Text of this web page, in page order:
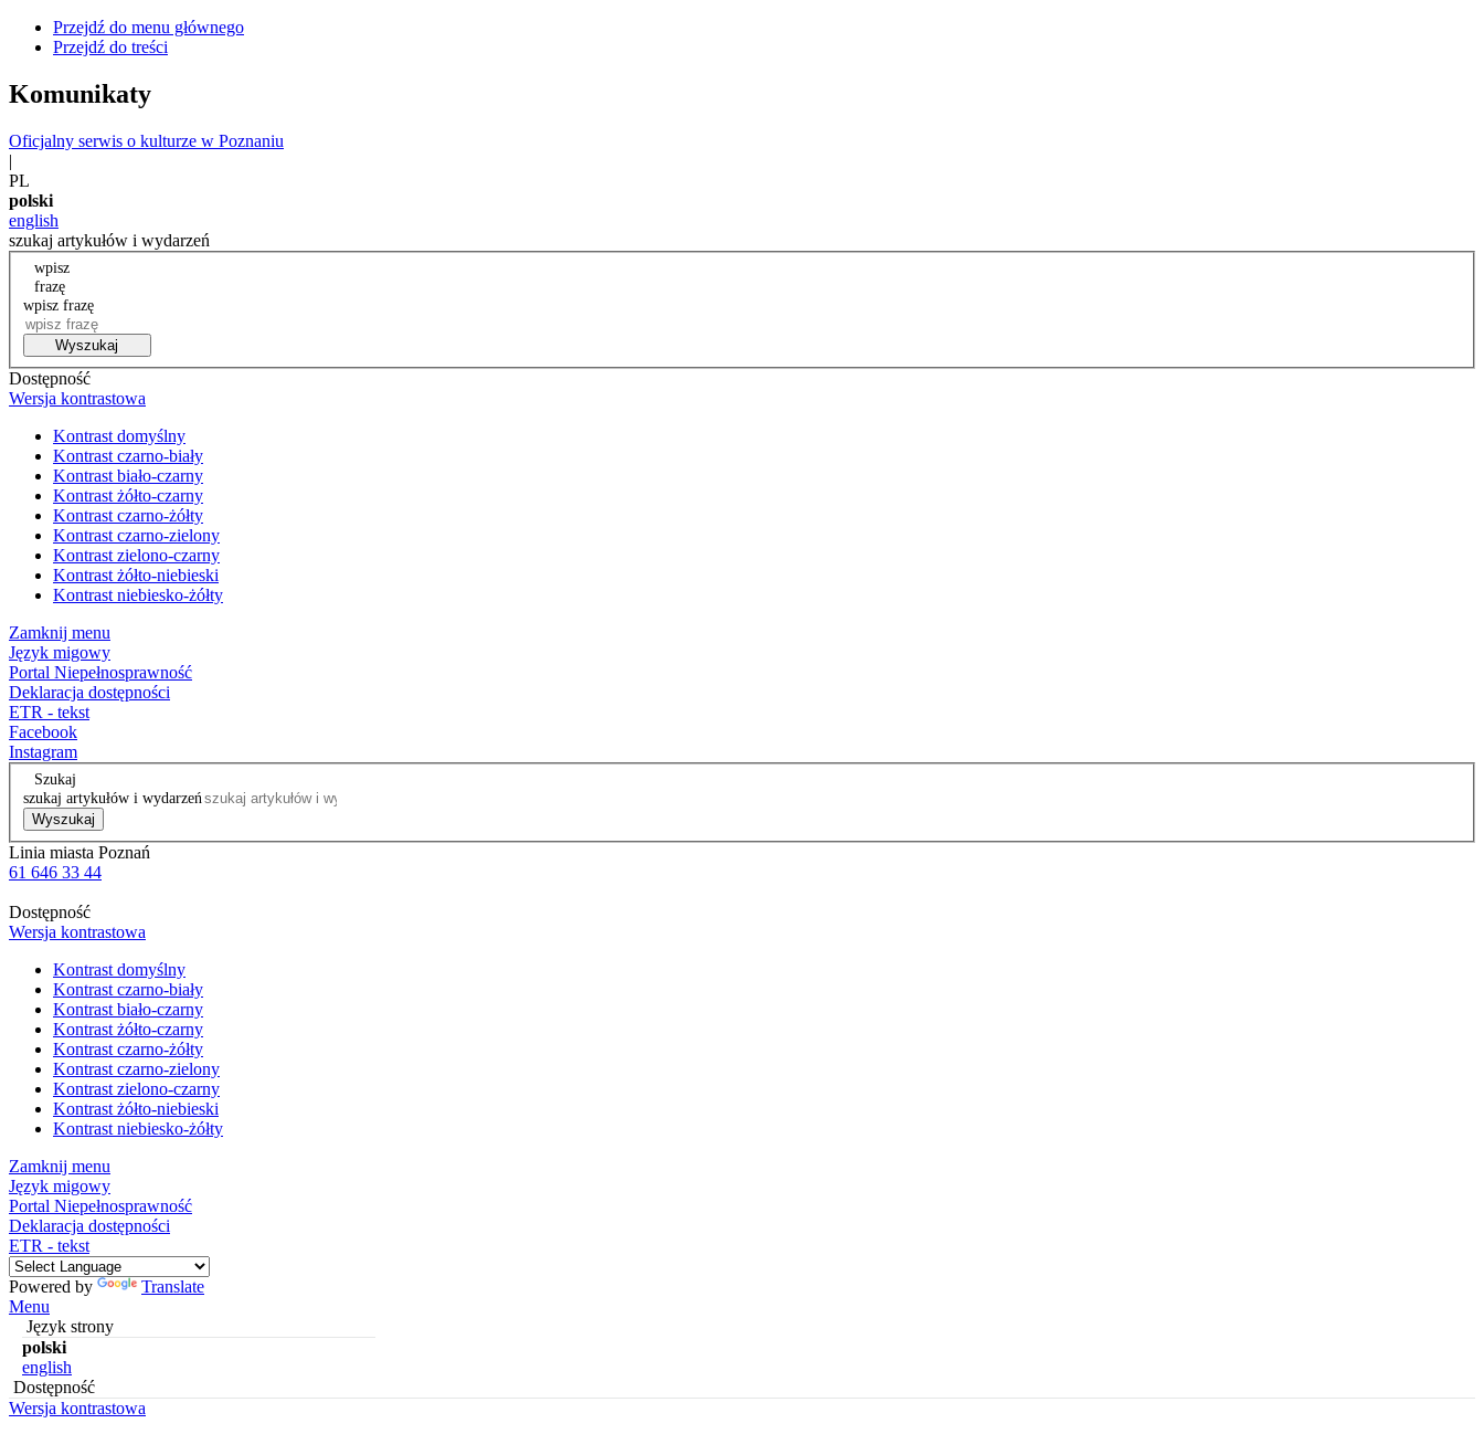
Przejdź do menu głównego
Przejdź do treści
Komunikaty
Oficjalny serwis o kulturze w Poznaniu
|
PL
polski
english
szukaj artykułów i wydarzeń
wpisz
frazę
wpisz frazę
Wyszukaj
Dostępność
Wersja kontrastowa
Kontrast domyślny
Kontrast czarno-biały
Kontrast biało-czarny
Kontrast żółto-czarny
Kontrast czarno-żółty
Kontrast czarno-zielony
Kontrast zielono-czarny
Kontrast żółto-niebieski
Kontrast niebiesko-żółty
Zamknij menu
Język migowy
Portal Niepełnosprawność
Deklaracja dostępności
ETR - tekst
Facebook
Instagram
Szukaj
szukaj artykułów i wydarzeń
Wyszukaj
Linia miasta Poznań
61 646 33 44
Dostępność
Wersja kontrastowa
Kontrast domyślny
Kontrast czarno-biały
Kontrast biało-czarny
Kontrast żółto-czarny
Kontrast czarno-żółty
Kontrast czarno-zielony
Kontrast zielono-czarny
Kontrast żółto-niebieski
Kontrast niebiesko-żółty
Zamknij menu
Język migowy
Portal Niepełnosprawność
Deklaracja dostępności
ETR - tekst
Powered by
Translate
Menu
Język strony
polski
english
Dostępność
Wersja kontrastowa